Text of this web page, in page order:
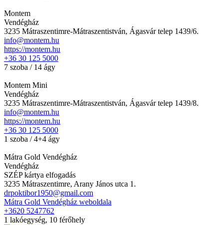
Montem
Vendégház
3235 Mátraszentimre-Mátraszentistván, Ágasvár telep 1439/6.
info@montem.hu
https://montem.hu
+36 30 125 5000
7 szoba / 14 ágy
Montem Mini
Vendégház
3235 Mátraszentimre-Mátraszentistván, Ágasvár telep 1439/8.
info@montem.hu
https://montem.hu
+36 30 125 5000
1 szoba / 4+4 ágy
Mátra Gold Vendégház
Vendégház
SZÉP kártya elfogadás
3235 Mátraszentimre, Arany János utca 1.
drpoktibor1950@gmail.com
Mátra Gold Vendégház weboldala
+3620 5247762
1 lakóegység, 10 férőhely